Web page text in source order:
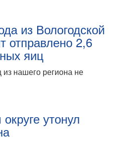
из Вологодской
отправлено 2,6
яиц
из нашего региона не
утонул